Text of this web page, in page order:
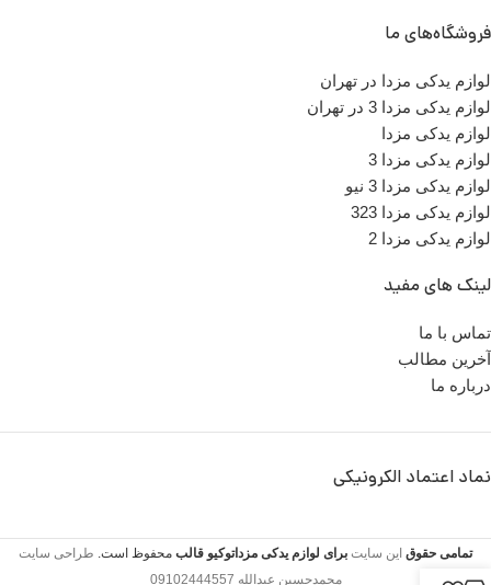
کشور
تعداد در بسته بندی
مناسب برای
فنی
محل نصب
فروشگاه‌های ما
لوازم یدکی مزدا در تهران
لوازم یدکی مزدا 3 در تهران
لوازم یدکی مزدا
لوازم یدکی مزدا 3
لوازم یدکی مزدا 3 نیو
لوازم یدکی مزدا 323
لوازم یدکی مزدا 2
لینک های مفید
تماس با ما
آخرین مطالب
درباره ما
نماد اعتماد الکرونیکی
تمامی حقوق این سایت برای لوازم یدکی مزداتوکیو قالب محفوظ است. طراحی سایت
محمدحسین عبدالله 09102444557